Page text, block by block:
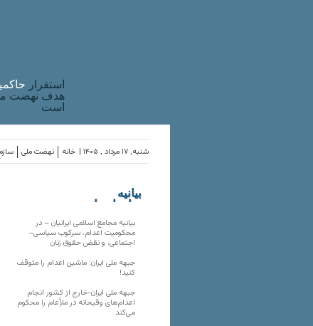
استقرار
هدف نهضت
است
نهضت ملی خانه شنبه, ۱۷ مرداد , ۱۴۰۵ |
بیانیه
سازمان‌های
بیانیه مجامع اسلامی ایرانیان – در
محکومیت اعدام، سرکوب سیاسی–
اجتماعی، و نقض حقوق زنان
جبهه ملی ایران: ماشین اعدام را متوقف
کنید!
جبهه ملی ایران-خارج از کشور انجام
اعدام‌های وقیحانه در ملأِعام را محکوم
می‌کند